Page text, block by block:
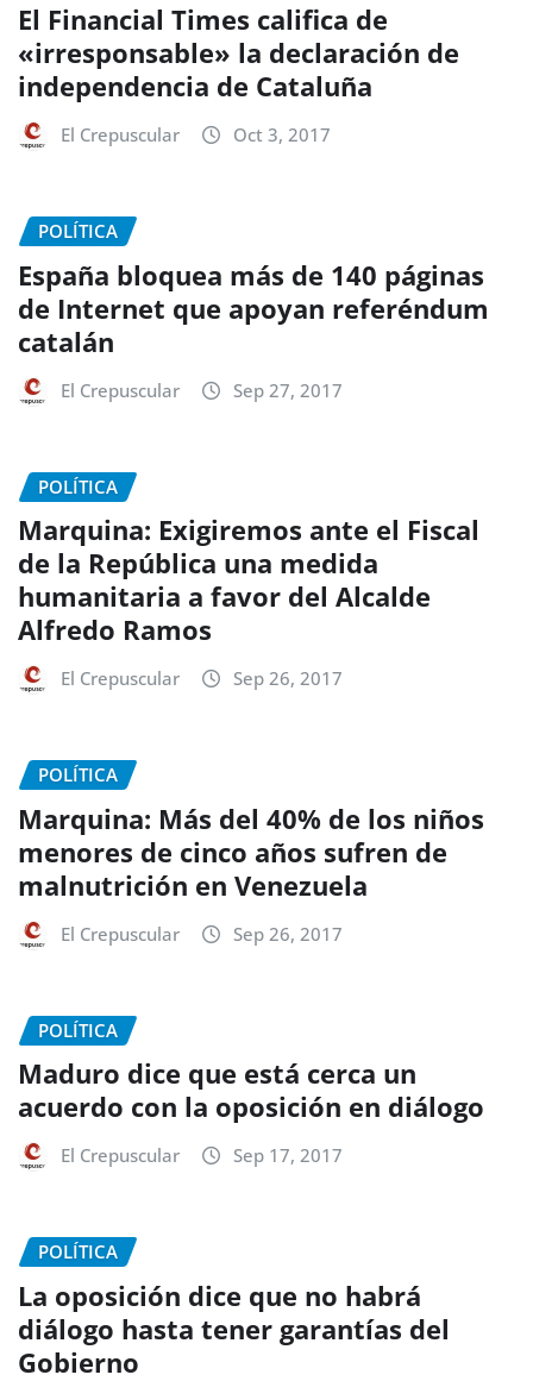
El Financial Times califica de
«irresponsable» la declaración de
independencia de Cataluña
El Crepuscular Oct 3, 2017
POLÍTICA
España bloquea más de 140 páginas
de Internet que apoyan referéndum
catalán
El Crepuscular Sep 27, 2017
POLÍTICA
Marquina: Exigiremos ante el Fiscal
de la República una medida
humanitaria a favor del Alcalde
Alfredo Ramos
El Crepuscular Sep 26, 2017
POLÍTICA
Marquina: Más del 40% de los niños
menores de cinco años sufren de
malnutrición en Venezuela
El Crepuscular Sep 26, 2017
POLÍTICA
Maduro dice que está cerca un
acuerdo con la oposición en diálogo
El Crepuscular Sep 17, 2017
POLÍTICA
La oposición dice que no habrá
diálogo hasta tener garantías del
Gobierno